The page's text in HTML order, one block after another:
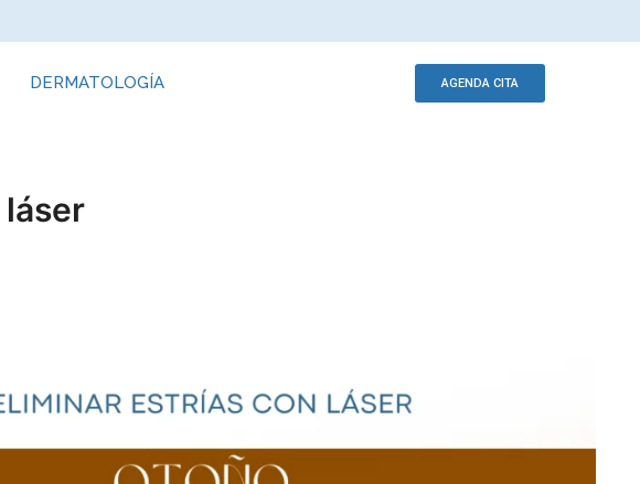
DERMATOLOGÍA AGENDA CITA